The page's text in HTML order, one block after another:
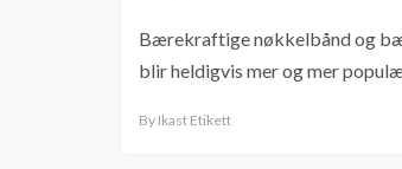
Bærekraftige nøkkelbånd og
blir heldigvis mer og mer
By Ikast Etikett